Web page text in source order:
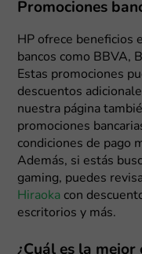
Promociones
HP ofrece beneficios
bancos como BBVA,
Estas promociones
descuentos
nuestra página
promociones
condiciones de pago
Además, si estás
gaming, puedes
Hiraoka con
escritorios y más.
¿Cuál es la mejor